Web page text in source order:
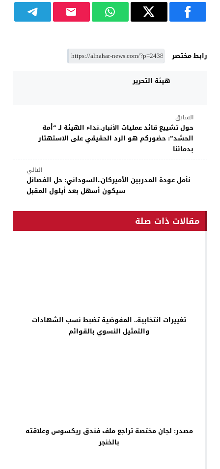
رابط مختصر
هيئة التحرير
السابق
حول تشييع قائد عمليات الأنبار..نداء الهيئة لـ “أمة
الحشد”: حضوركم هو الرد الحقيقي على الاستهتار
بدمائنا
التالي
نأمل عودة المدربين الأميركان..السوداني: حل الفصائل
سيكون أسهل بعد أيلول المقبل
مقالات ذات صلة
تغييرات انتخابية.. المفوضية تضبط نسب الشهادات
والتمثيل النسوي بالقوائم
مصدر: لجان مختصة تراجع ملف فندق ريكسوس وعلاقته
بالخنجر